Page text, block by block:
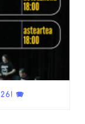
🪗